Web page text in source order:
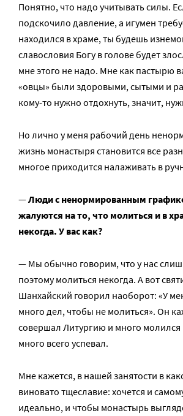
Понятно, что надо учитывать силы.
подскочило давление, а игумен
находился в храме, ты будешь
славословия Богу в голове будет
мне этого не надо. Мне как пастырю
«овцы» были здоровыми, сытыми и
кому-то нужно отдохнуть, значит,
Но лично у меня рабочий день
жизнь монастыря становится все
многое приходится налаживать в
—Люди с ненормированным
жалуются на то, что молиться и в
некогда. У вас как?
— Мы обычно говорим, что у нас
поэтому молиться некогда. А вот
Шанхайский говорил наоборот: «У
много дел, чтобы не молиться». Он
совершал Литургию и много молился
много всего успевал.
Мне кажется, в нашей занятости в
виновато тщеславие: хочется и
идеально, и чтобы монастырь